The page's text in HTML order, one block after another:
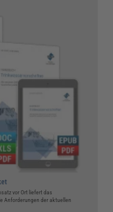
vor Ort liefert das
Anforderungen der aktuellen